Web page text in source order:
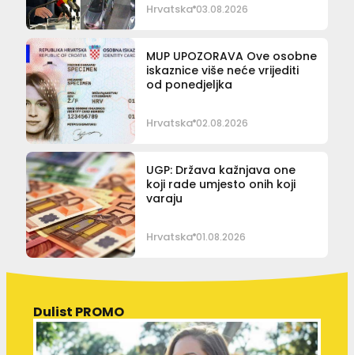
Hrvatska 03.08.2026
MUP UPOZORAVA Ove osobne
iskaznice više neće vrijediti
od ponedjeljka
Hrvatska 02.08.2026
UGP: Država kažnjava one
koji rade umjesto onih koji
varaju
Hrvatska 01.08.2026
Dulist PROMO